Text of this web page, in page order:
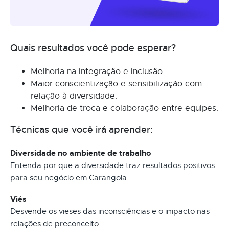
Quais resultados você pode esperar?
Melhoria na integração e inclusão.
Maior conscientização e sensibilização com
relação à diversidade.
Melhoria de troca e colaboração entre equipes.
Técnicas que você irá aprender:
Diversidade no ambiente de trabalho
Entenda por que a diversidade traz resultados positivos
para seu negócio em Carangola.
Viés
Desvende os vieses das inconsciências e o impacto nas
relações de preconceito.